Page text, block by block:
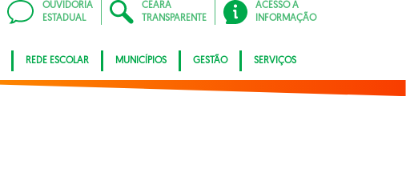
OUVIDORIA
ESTADUAL
CEARÁ
TRANSPARENTE
ACESSO À
INFORMAÇÃO
REDE ESCOLAR MUNICÍPIOS GESTÃO SERVIÇOS